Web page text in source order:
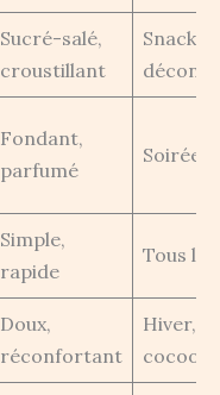
Sucré-salé,
croustillant
Snack
Fondant,
parfumé
Soirée
Simple,
rapide
Tous
Doux,
réconfortant
Hiver,